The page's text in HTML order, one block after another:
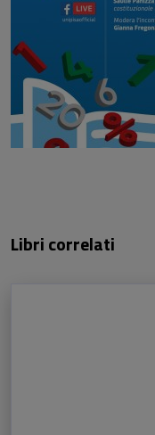
Libri correlati